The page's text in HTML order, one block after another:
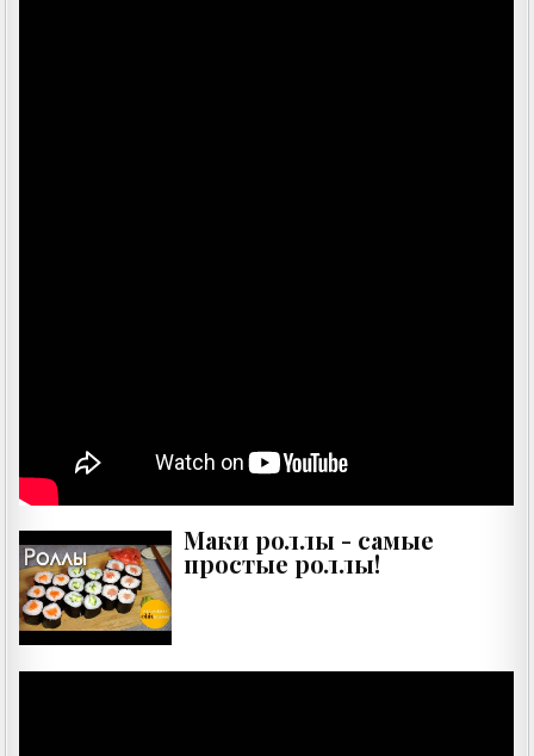
Маки роллы - самые
простые роллы!